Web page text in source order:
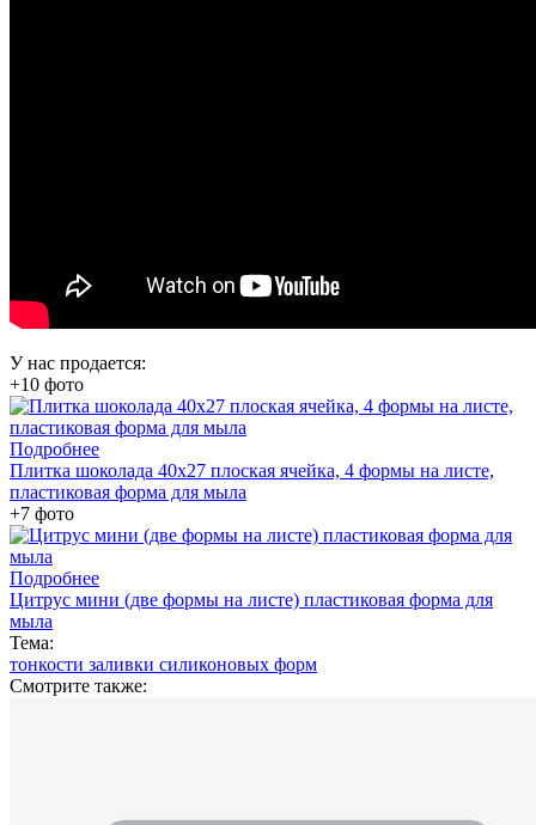
У нас продается:
+10 фото
Подробнее
Плитка шоколада 40х27 плоская ячейка, 4 формы на листе,
пластиковая форма для мыла
+7 фото
Подробнее
Цитрус мини (две формы на листе) пластиковая форма для
мыла
Тема:
тонкости заливки силиконовых форм
Смотрите также: